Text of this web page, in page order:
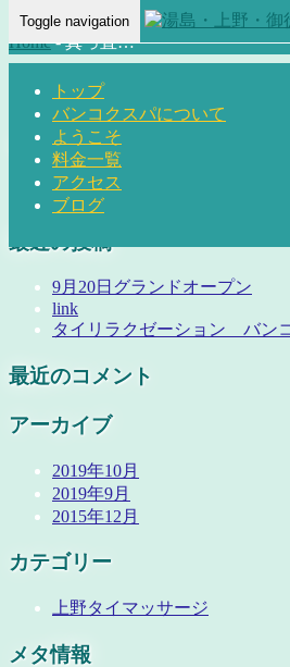
Toggle navigation
トップ
バンコクスパについて
ようこそ
料金一覧
アクセス
ブログ
Home-真っ直…
真っ直ぐ歩きます。
最近の投稿
9月20日グランドオープン
link
タイリラクゼーション バン
最近のコメント
アーカイブ
2019年10月
2019年9月
2015年12月
カテゴリー
上野タイマッサージ
メタ情報